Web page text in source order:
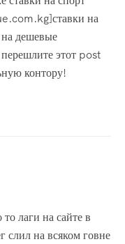
на
дешевые
этот post
контору!
лаги на сайте в
слил на всяком говне